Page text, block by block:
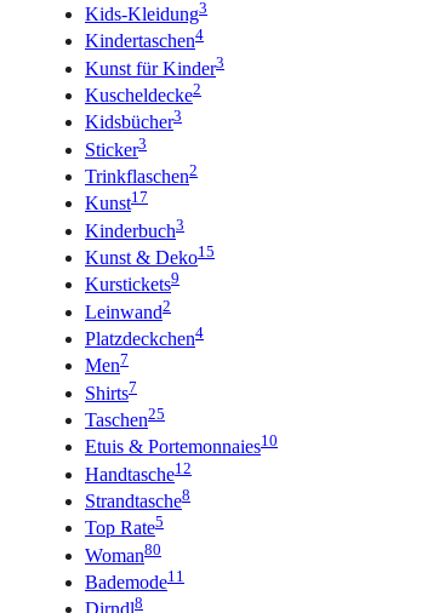
Kids-Kleidung3
Kindertaschen4
Kunst für Kinder3
Kuscheldecke2
Kidsbücher3
Sticker3
Trinkflaschen2
Kunst17
Kinderbuch3
Kunst & Deko15
Kurstickets9
Leinwand2
Platzdeckchen4
Men7
Shirts7
Taschen25
Etuis & Portemonnaies10
Handtasche12
Strandtasche8
Top Rate5
Woman80
Bademode11
8